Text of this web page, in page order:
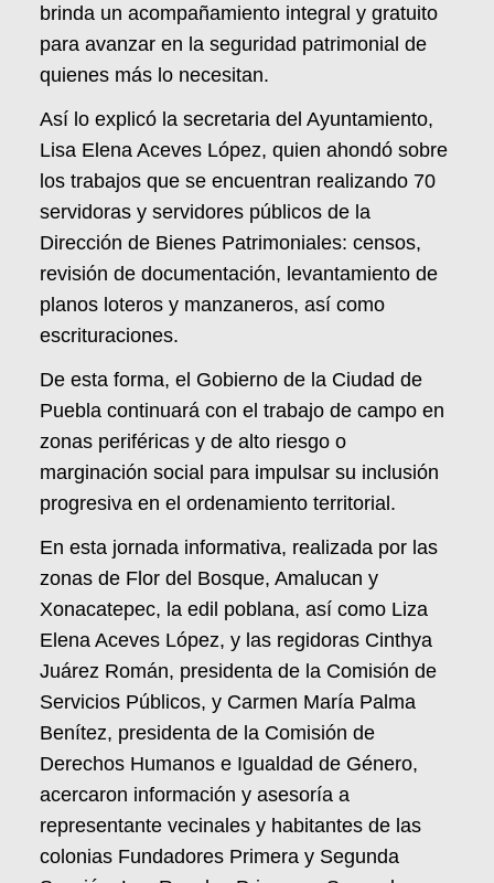
brinda un acompañamiento integral y gratuito
para avanzar en la seguridad patrimonial de
quienes más lo necesitan.
Así lo explicó la secretaria del Ayuntamiento,
Lisa Elena Aceves López, quien ahondó sobre
los trabajos que se encuentran realizando 70
servidoras y servidores públicos de la
Dirección de Bienes Patrimoniales: censos,
revisión de documentación, levantamiento de
planos loteros y manzaneros, así como
escrituraciones.
De esta forma, el Gobierno de la Ciudad de
Puebla continuará con el trabajo de campo en
zonas periféricas y de alto riesgo o
marginación social para impulsar su inclusión
progresiva en el ordenamiento territorial.
En esta jornada informativa, realizada por las
zonas de Flor del Bosque, Amalucan y
Xonacatepec, la edil poblana, así como Liza
Elena Aceves López, y las regidoras Cinthya
Juárez Román, presidenta de la Comisión de
Servicios Públicos, y Carmen María Palma
Benítez, presidenta de la Comisión de
Derechos Humanos e Igualdad de Género,
acercaron información y asesoría a
representante vecinales y habitantes de las
colonias Fundadores Primera y Segunda